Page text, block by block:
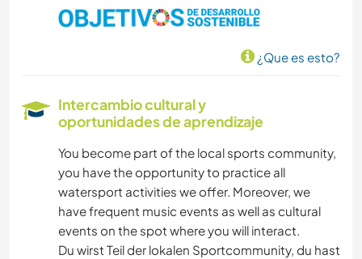
¿Que es esto?
Intercambio cultural y
oportunidades de aprendizaje
You become part of the local sports community,
you have the opportunity to practice all
watersport activities we offer. Moreover, we
have frequent music events as well as cultural
events on the spot where you will interact.
Du wirst Teil der lokalen Sportcommunity, du hast